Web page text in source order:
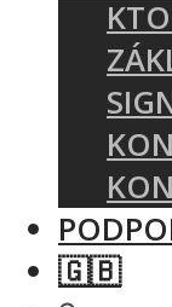
🇬🇧